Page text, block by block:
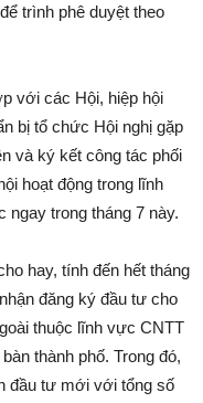
trình phê duyệt theo
với các Hội, hiệp hội
bị tổ chức Hội nghị gặp
và ký kết công tác phối
hoạt động trong lĩnh
trong tháng 7 này.
hay, tính đến hết tháng
đăng ký đầu tư cho
thuộc lĩnh vực CNTT
thành phố. Trong đó,
đầu tư mới với tổng số